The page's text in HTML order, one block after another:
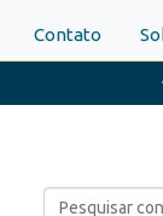
Contato